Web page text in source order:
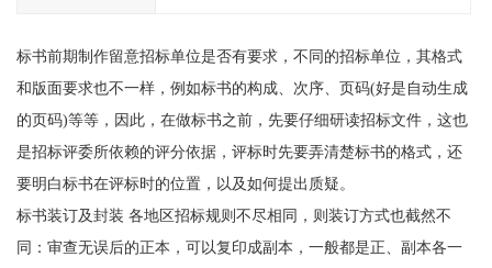
标书前期制作留意招标单位是否有要求，不同的招标单位，其格式
和版面要求也不一样，例如标书的构成、次序、页码(好是自动生成
的页码)等等，因此，在做标书之前，先要仔细研读招标文件，这也
是招标评委所依赖的评分依据，评标时先要弄清楚标书的格式，还
要明白标书在评标时的位置，以及如何提出质疑。
标书装订及封装 各地区招标规则不尽相同，则装订方式也截然不
同：审查无误后的正本，可以复印成副本，一般都是正、副本各一